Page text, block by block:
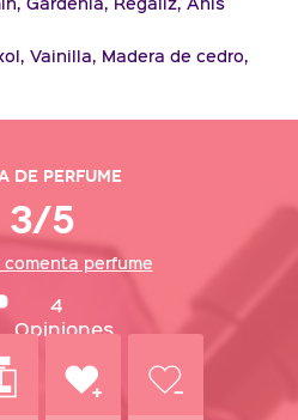
Vainilla, Madera de cedro,
de perfume
3/5
comenta perfume
4
Opiniones